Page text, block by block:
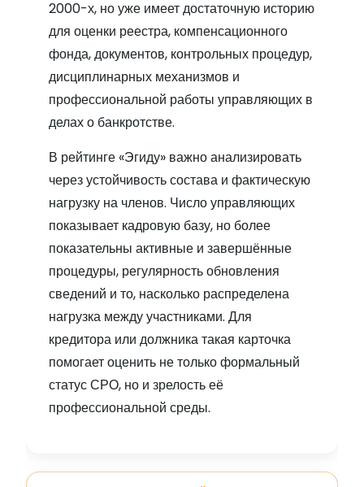
2000-х, но уже имеет достаточную историю
для оценки реестра, компенсационного
фонда, документов, контрольных процедур,
дисциплинарных механизмов и
профессиональной работы управляющих в
делах о банкротстве.
В рейтинге «Эгиду» важно анализировать
через устойчивость состава и фактическую
нагрузку на членов. Число управляющих
показывает кадровую базу, но более
показательны активные и завершённые
процедуры, регулярность обновления
сведений и то, насколько распределена
нагрузка между участниками. Для
кредитора или должника такая карточка
помогает оценить не только формальный
статус СРО, но и зрелость её
профессиональной среды.